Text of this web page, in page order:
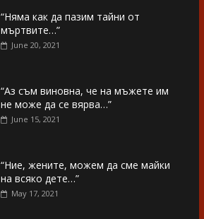
“Няма как да пазим тайни от
мъртвите…”
June 20, 2021
“Аз съм виновна, че на мъжете им
не може да се вярва…”
June 15, 2021
“Ние, жените, можем да сме майки
на всяко дете…”
May 17, 2021